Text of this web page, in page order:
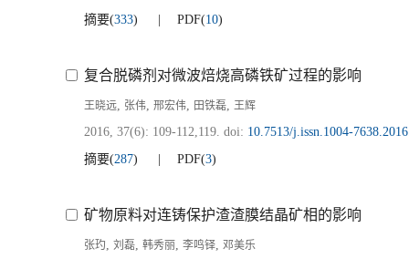
摘要(333) PDF(10)
复合脱磷剂对微波焙烧高磷铁矿过程的影响
王晓远, 张伟, 邢宏伟, 田铁磊, 王辉
2016, 37(6): 109-112,119. doi: 10.7513/j.issn.1004-
摘要(287) PDF(3)
矿物原料对连铸保护渣渣膜结晶矿相的影响
张玓, 刘磊, 韩秀丽, 李鸣铎, 邓美乐